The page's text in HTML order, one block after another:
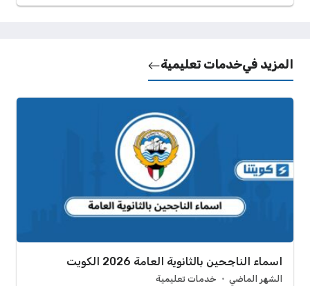
المزيد فيخدمات تعليمية
اسماء الناجحين بالثانوية العامة 2026 الكويت
الشهر الماضي خدمات تعليمية